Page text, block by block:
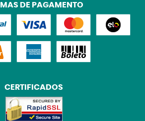
DE PAGAMENTO
CERTIFICADOS